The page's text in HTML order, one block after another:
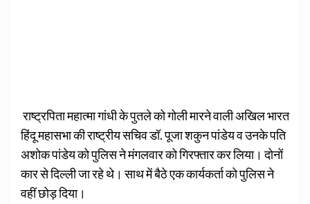
राष्ट्रपिता महात्मा गांधी के पुतले को गोली मारने वाली अखिल भारत
हिंदू महासभा की राष्ट्रीय सचिव डॉ. पूजा शकुन पांडेय व उनके पति
अशोक पांडेय को पुलिस ने मंगलवार को गिरफ्तार कर लिया। दोनों
कार से दिल्ली जा रहे थे। साथ में बैठे एक कार्यकर्ता को पुलिस ने
वहीं छोड़ दिया।